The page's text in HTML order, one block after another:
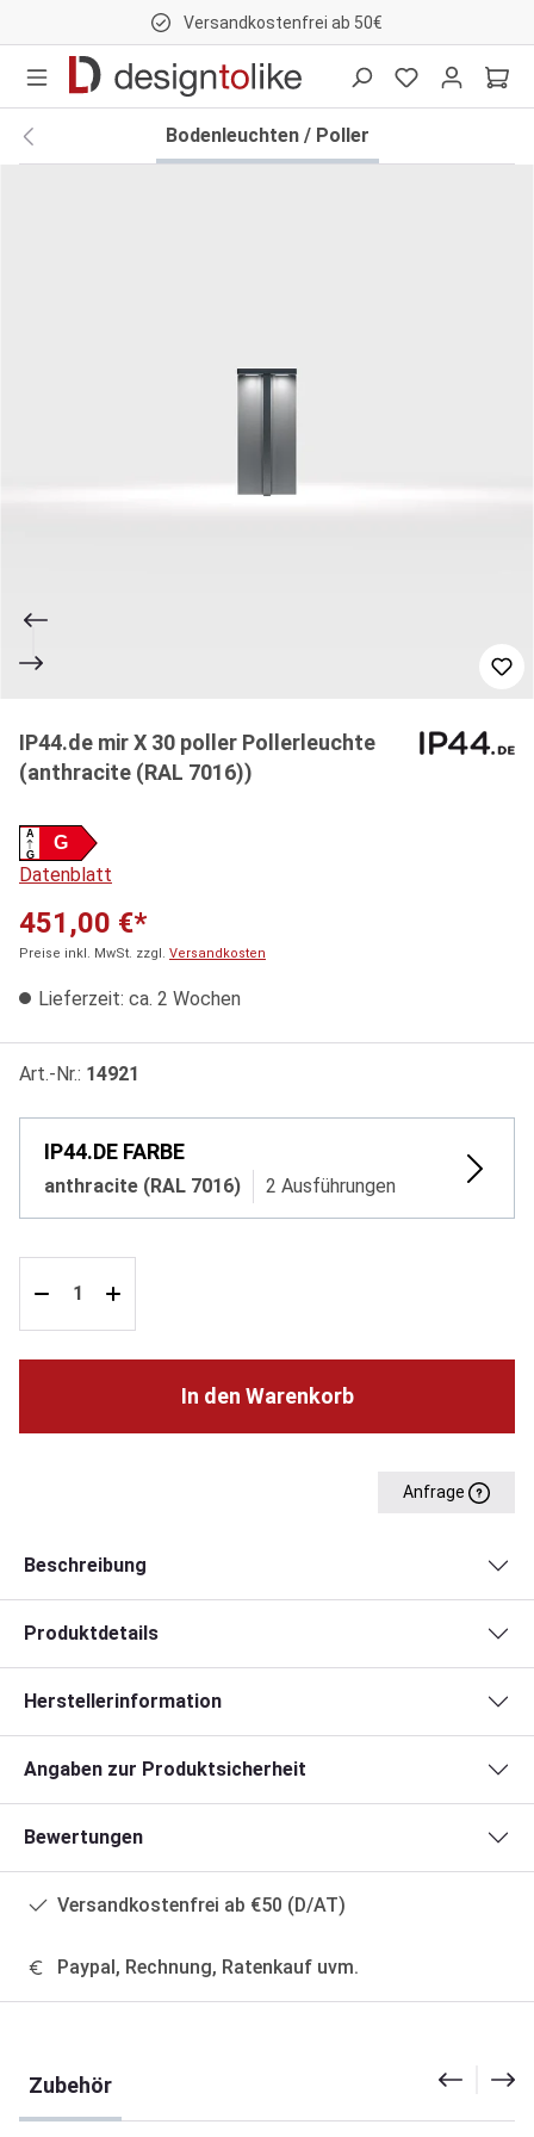
Versandkostenfrei ab 50€
Bodenleuchten / Poller
IP44.de mir X 30 poller Pollerleuchte
(anthracite (RAL 7016))
G
A
G
Datenblatt
451,00 €*
Preise inkl. MwSt. zzgl. Versandkosten
Lieferzeit: ca. 2 Wochen
Art.-Nr.: 14921
IP44.DE FARBE
anthracite (RAL 7016) 2 Ausführungen
In den Warenkorb
Anfrage
Beschreibung
Produktdetails
Herstellerinformation
Angaben zur Produktsicherheit
Bewertungen
Versandkostenfrei ab €50 (D/AT)
Paypal, Rechnung, Ratenkauf uvm.
Zubehör